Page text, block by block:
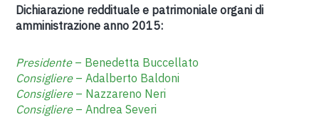
Dichiarazione reddituale e patrimoniale organi di
amministrazione anno 2015:
Presidente– Benedetta Buccellato
Consigliere– Adalberto Baldoni
Consigliere– Nazzareno Neri
Consigliere– Andrea Severi